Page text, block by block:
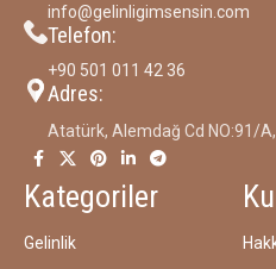
info@gelinligimsensin.com
Telefon:
‪+90 501 011 42 36‬
Adres:
Atatürk, Alemdağ Cd NO:91/
Kategoriler
Gelinlik